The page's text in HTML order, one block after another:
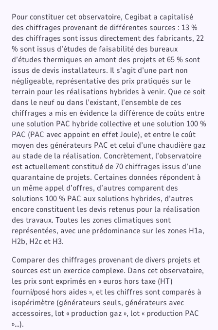
Pour constituer cet observatoire, Cegibat a capitalisé
des chiffrages provenant de différentes sources : 13 %
des chiffrages sont issus directement des fabricants, 22
% sont issus d’études de faisabilité des bureaux
d’études thermiques en amont des projets et 65 % sont
issus de devis installateurs. Il s’agit d’une part non
négligeable, représentative des prix pratiqués sur le
terrain pour les réalisations hybrides à venir. Que ce soit
dans le neuf ou dans l’existant, l’ensemble de ces
chiffrages a mis en évidence la différence de coûts entre
une solution PAC hybride collective et une solution 100 %
PAC (PAC avec appoint en effet Joule), et entre le coût
moyen des générateurs PAC et celui d’une chaudière gaz
au stade de la réalisation. Concrètement, l’observatoire
est actuellement constitué de 70 chiffrages issus d’une
quarantaine de projets. Certaines données répondent à
un même appel d’offres, d’autres comparent des
solutions 100 % PAC aux solutions hybrides, d’autres
encore constituent les devis retenus pour la réalisation
des travaux. Toutes les zones climatiques sont
représentées, avec une prédominance sur les zones H1a,
H2b, H2c et H3.
Comparer des chiffrages provenant de divers projets et
sources est un exercice complexe. Dans cet observatoire,
les prix sont exprimés en « euros hors taxe (HT)
fourni/posé hors aides », et les chiffres sont comparés à
isopérimètre (générateurs seuls, générateurs avec
accessoires, lot « production gaz », lot « production PAC
»…).